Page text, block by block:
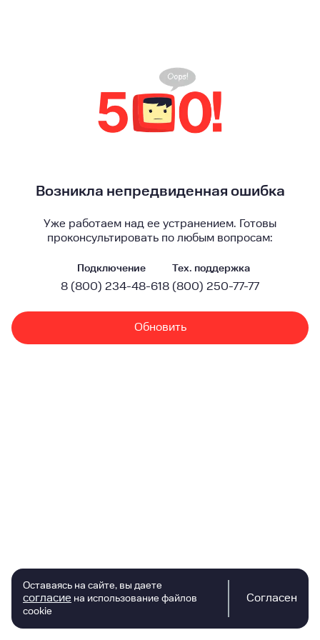
Возникла непредвиденная ошибка
Уже работаем над ее устранением. Готовы
проконсультировать по любым вопросам:
Подключение
8 (800) 234-48-61
Тех. поддержка
8 (800) 250-77-77
Обновить
Оставаясь на сайте, вы даете
согласие на использование файлов
cookie
Согласен